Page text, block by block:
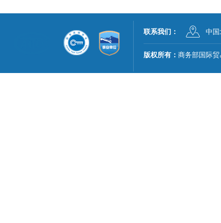
联系我们： 中国
版权所有： 商务部国际